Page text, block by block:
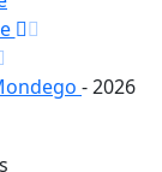
- 2026